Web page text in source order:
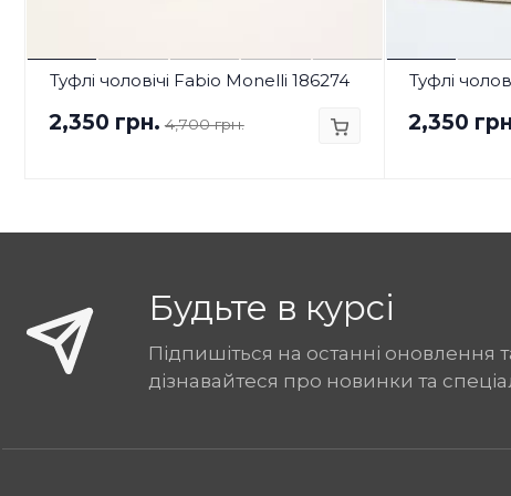
Туфлі чоловічі Fabio Monelli 186274
2,350 грн. 4,700 грн.
Туфлі
2,350
Будьте в курсі
Підпишіться на останні оновлення
дізнавайтеся про новинки та